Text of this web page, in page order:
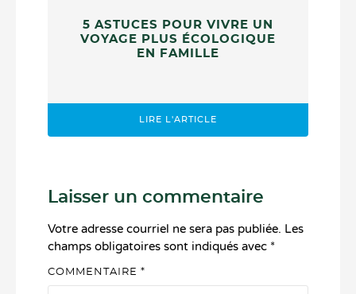
5 ASTUCES POUR VIVRE UN
VOYAGE PLUS ÉCOLOGIQUE
EN FAMILLE
LIRE L'ARTICLE
Laisser un commentaire
Votre adresse courriel ne sera pas publiée. Les
champs obligatoires sont indiqués avec *
COMMENTAIRE *